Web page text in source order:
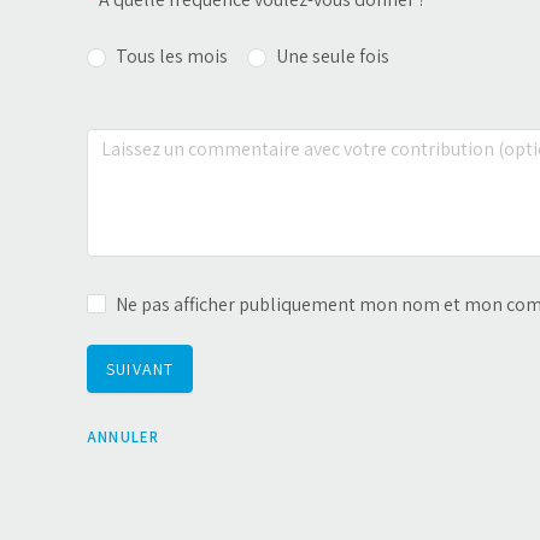
Tous les mois Une seule fois
comportera la somme des montants donnés dans
À quelle date aimeriez-vous faire le prélèvement
Ne pas afficher publiquement mon nom et mon
SUIVANT
ANNULER